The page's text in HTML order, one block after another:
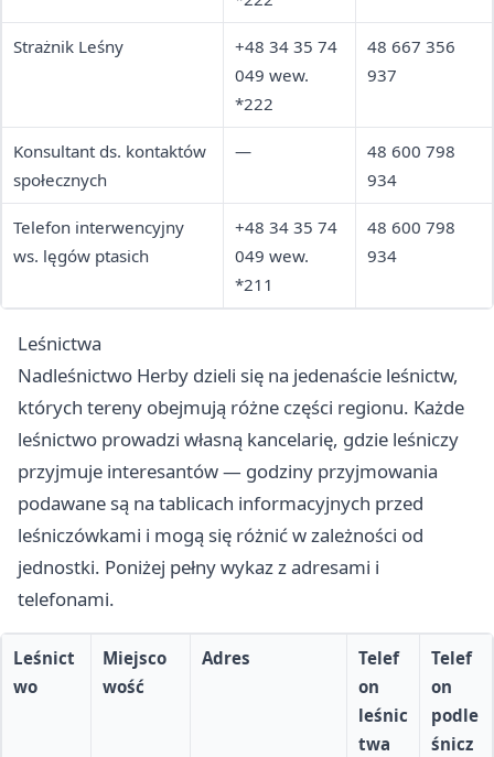
Strażnik Leśny
+48 34 35 74
049 wew.
*222
48 667 356
937
Konsultant ds. kontaktów
społecznych
—
48 600 798
934
Telefon interwencyjny
ws. lęgów ptasich
+48 34 35 74
049 wew.
*211
48 600 798
934
Leśnictwa
Nadleśnictwo Herby dzieli się na jedenaście leśnictw,
których tereny obejmują różne części regionu. Każde
leśnictwo prowadzi własną kancelarię, gdzie leśniczy
przyjmuje interesantów — godziny przyjmowania
podawane są na tablicach informacyjnych przed
leśniczówkami i mogą się różnić w zależności od
jednostki. Poniżej pełny wykaz z adresami i
telefonami.
Leśnict
wo
Miejsco
wość
Adres
Telef
on
leśnic
twa
Telef
on
podle
śnicz